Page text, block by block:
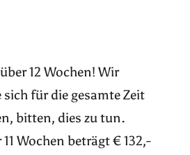
12 Wochen! Wir
für die gesamte Zeit
bitten, dies zu tun.
Wochen beträgt € 132,-